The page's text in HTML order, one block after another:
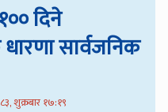
दिने
सार्वजनिक
शुक्रबार १७:१९